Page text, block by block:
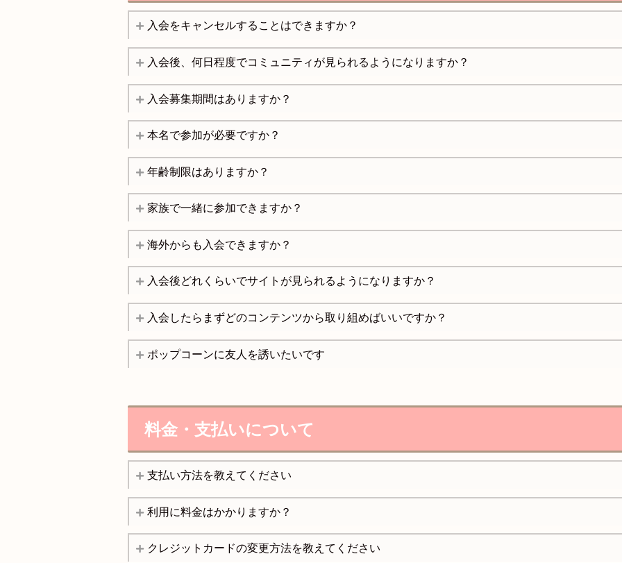
入会をキャンセルすることはできますか？
入会後、何日程度でコミュニティが見られるようになりますか？
入会募集期間はありますか？
本名で参加が必要ですか？
年齢制限はありますか？
家族で一緒に参加できますか？
海外からも入会できますか？
入会後どれくらいでサイトが見られるようになりますか？
入会したらまずどのコンテンツから取り組めばいいですか？
ポップコーンに友人を誘いたいです
料金・支払いについて
支払い方法を教えてください
利用に料金はかかりますか？
クレジットカードの変更方法を教えてください